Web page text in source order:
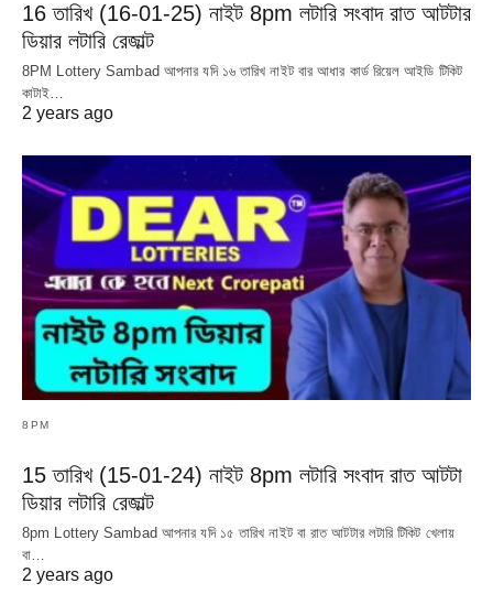
16 তারিখ (16-01-25) নাইট 8pm লটারি সংবাদ রাত আটটার
ডিয়ার লটারি রেজাল্ট
8PM Lottery Sambad আপনার যদি ১৬ তারিখ নাইট বার আধার কার্ড রিয়েল আইডি টিকিট
কাটাই…
2 years ago
8PM
15 তারিখ (15-01-24) নাইট 8pm লটারি সংবাদ রাত আটটা
ডিয়ার লটারি রেজাল্ট
8pm Lottery Sambad আপনার যদি ১৫ তারিখ নাইট বা রাত আটটার লটারি টিকিট খেলায়
বা…
2 years ago